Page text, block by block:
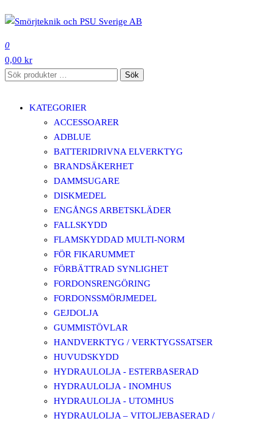
till
innehåll
0
0,00 kr
Sök
Sök
KATEGORIER
ACCESSOARER
ADBLUE
BATTERIDRIVNA ELVERKTYG
BRANDSÄKERHET
DAMMSUGARE
DISKMEDEL
ENGÅNGS ARBETSKLÄDER
FALLSKYDD
FLAMSKYDDAD MULTI-NORM
FÖR FIKARUMMET
FÖRBÄTTRAD SYNLIGHET
FORDONSRENGÖRING
FORDONSSMÖRJMEDEL
GEJDOLJA
GUMMISTÖVLAR
HANDVERKTYG / VERKTYGSSATSER
HUVUDSKYDD
HYDRAULOLJA - ESTERBASERAD
HYDRAULOLJA - INOMHUS
HYDRAULOLJA - UTOMHUS
HYDRAULOLJA – VITOLJEBASERAD /